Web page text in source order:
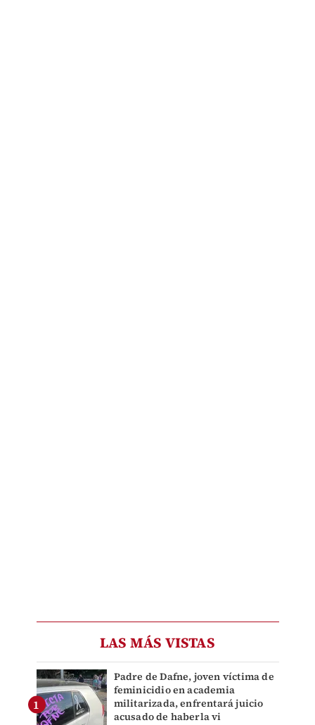
LAS MÁS VISTAS
Padre de Dafne, joven víctima de
feminicidio en academia
militarizada, enfrentará juicio
acusado de haberla vi